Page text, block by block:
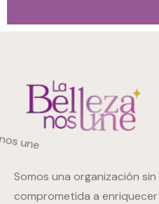
Somos una organización
comprometida a enriquecer